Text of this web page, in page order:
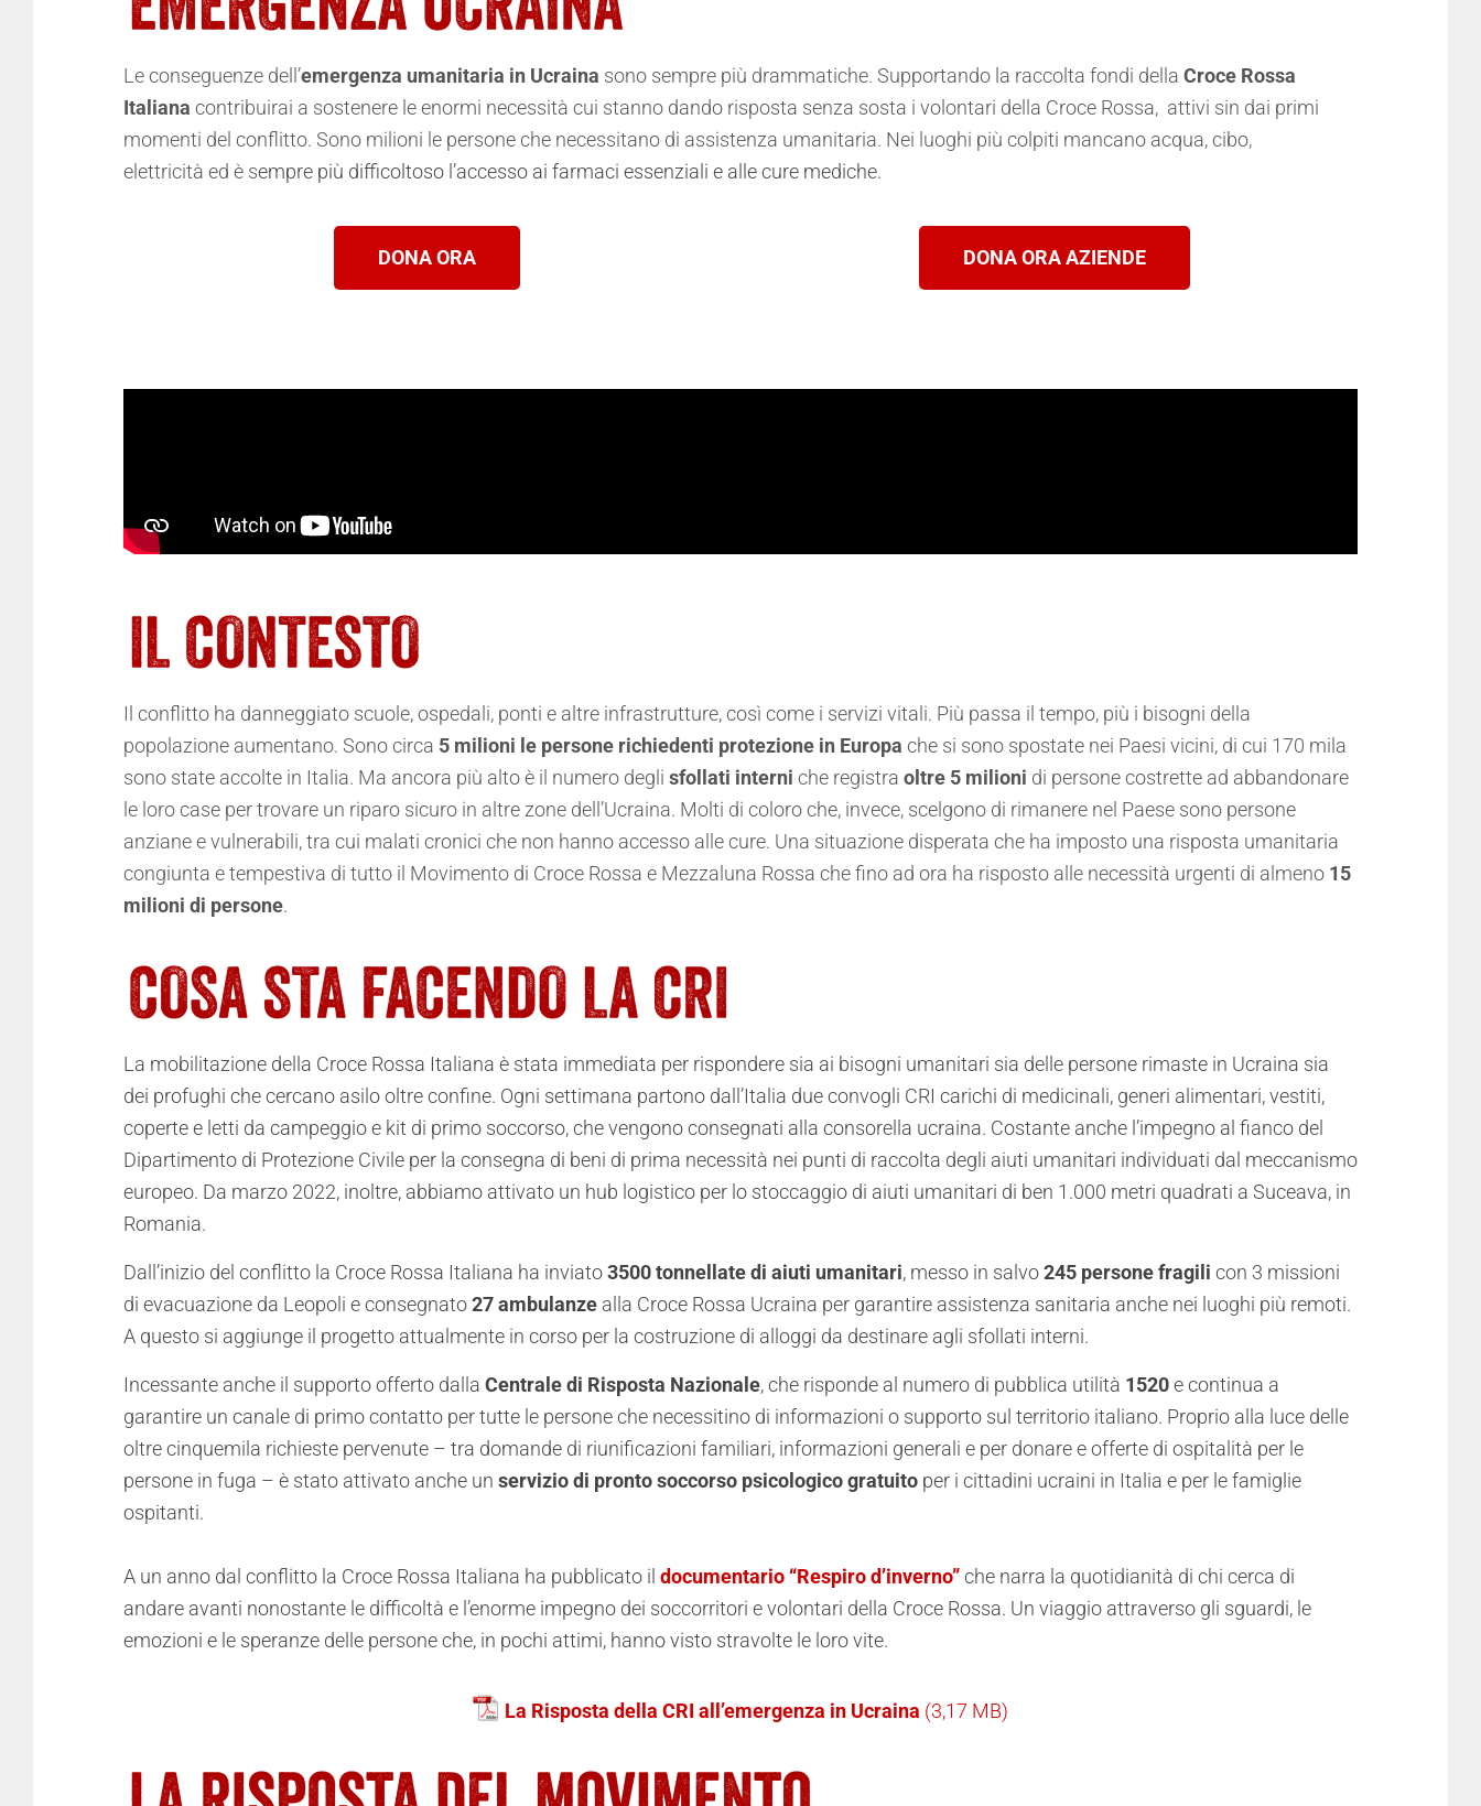
Le conseguenze dell’emergenza umanitaria in Ucraina sono sempre più drammatiche. Supportando la raccolta fondi della Croce Rossa
Italiana contribuirai a sostenere le enormi necessità cui stanno dando risposta senza sosta i volontari della Croce Rossa, attivi sin dai primi
momenti del conflitto. Sono milioni le persone che necessitano di assistenza umanitaria. Nei luoghi più colpiti mancano acqua, cibo,
elettricità ed è sempre più difficoltoso l’accesso ai farmaci essenziali e alle cure mediche.
DONA ORA DONA ORA AZIENDE
Il conflitto ha danneggiato scuole, ospedali, ponti e altre infrastrutture, così come i servizi vitali. Più passa il tempo, più i bisogni della
popolazione aumentano. Sono circa 5 milioni le persone richiedenti protezione in Europa che si sono spostate nei Paesi vicini, di cui 170 mila
sono state accolte in Italia. Ma ancora più alto è il numero degli sfollati interni che registra oltre 5 milioni di persone costrette ad abbandonare
le loro case per trovare un riparo sicuro in altre zone dell’Ucraina. Molti di coloro che, invece, scelgono di rimanere nel Paese sono persone
anziane e vulnerabili, tra cui malati cronici che non hanno accesso alle cure. Una situazione disperata che ha imposto una risposta umanitaria
congiunta e tempestiva di tutto il Movimento di Croce Rossa e Mezzaluna Rossa che fino ad ora ha risposto alle necessità urgenti di almeno 15
milioni di persone.
La mobilitazione della Croce Rossa Italiana è stata immediata per rispondere sia ai bisogni umanitari sia delle persone rimaste in Ucraina sia
dei profughi che cercano asilo oltre confine. Ogni settimana partono dall’Italia due convogli CRI carichi di medicinali, generi alimentari, vestiti,
coperte e letti da campeggio e kit di primo soccorso, che vengono consegnati alla consorella ucraina. Costante anche l’impegno al fianco del
Dipartimento di Protezione Civile per la consegna di beni di prima necessità nei punti di raccolta degli aiuti umanitari individuati dal meccanismo
europeo. Da marzo 2022, inoltre, abbiamo attivato un hub logistico per lo stoccaggio di aiuti umanitari di ben 1.000 metri quadrati a Suceava, in
Romania.
Dall’inizio del conflitto la Croce Rossa Italiana ha inviato3500 tonnellate di aiuti umanitari, messo in salvo245 persone fragili con 3 missioni
di evacuazione da Leopoli e consegnato27 ambulanze alla Croce Rossa Ucraina per garantire assistenza sanitaria anche nei luoghi più remoti.
A questo si aggiunge il progetto attualmente in corso per la costruzione di alloggi da destinare agli sfollati interni.
Incessante anche il supporto offerto dalla Centrale di Risposta Nazionale, che risponde al numero di pubblica utilità 1520e continua a
garantire un canale di primo contatto per tutte le persone che necessitino di informazioni o supporto sul territorio italiano. Proprio alla luce delle
oltre cinquemila richieste pervenute – tra domande di riunificazioni familiari, informazioni generali e per donare e offerte di ospitalità per le
persone in fuga – è stato attivato anche un servizio di pronto soccorso psicologico gratuito per i cittadini ucraini in Italia e per le famiglie
ospitanti.
A un anno dal conflitto la Croce Rossa Italiana ha pubblicato il documentario “Respiro d’inverno”che narra la quotidianità di chi cerca di
andare avanti nonostante le difficoltà e l’enorme impegno dei soccorritori e volontari della Croce Rossa. Un viaggio attraverso gli sguardi, le
emozioni e le speranze delle persone che, in pochi attimi, hanno visto stravolte le loro vite.
La Risposta della CRI all’emergenza in Ucraina